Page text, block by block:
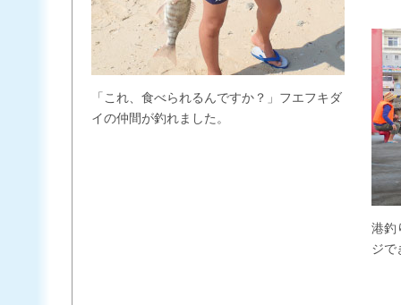
「これ、食べられるんですか？」フエフキダ
イの仲間が釣れました。
港釣
ジで